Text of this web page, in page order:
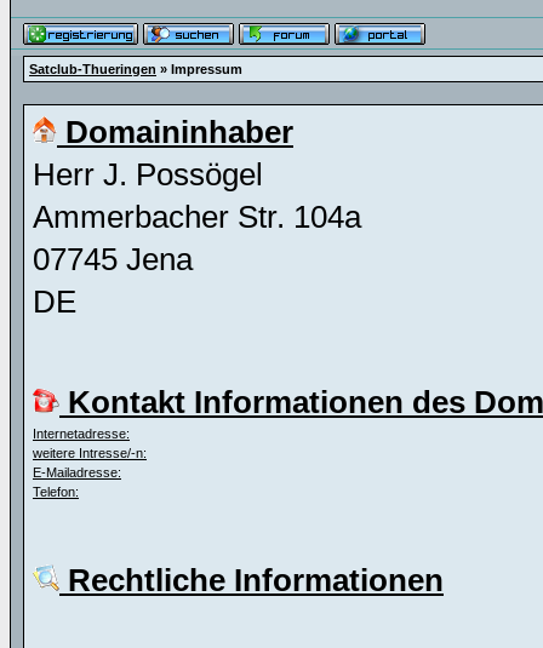
Satclub-Thueringen » Impressum
Domaininhaber
Herr J. Possögel
Ammerbacher Str. 104a
07745 Jena
DE
Kontakt Informationen des
Internetadresse:
weitere Intresse/-n:
E-Mailadresse:
Telefon:
Rechtliche Informationen